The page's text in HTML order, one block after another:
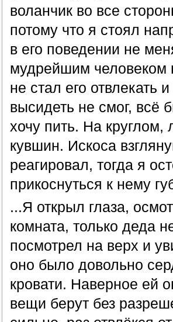
воланчик во все
потому что я стоял
в его поведении не
мудрейшим человеком
не стал его отвлекать
высидеть не смог, всё
хочу пить. На круглом,
кувшин. Искоса
реагировал, тогда я
прикоснуться к нему
...Я открыл глаза,
комната, только деда
посмотрел на верх и
оно было довольно
кровати. Наверное ей
вещи берут без